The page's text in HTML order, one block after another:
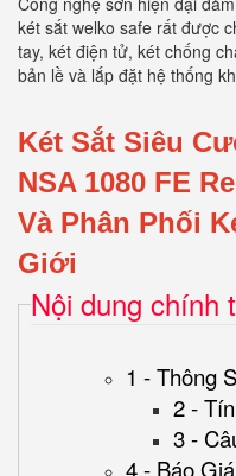
két sắt welko safe rất được
tay, két điện tử, két chống
bản lề và lắp đặt hệ thống
Két Sắt Siêu
NSA 1080 FE
Và Phân Phối
Giới
Nội dung chính
1 - Thông
2 -
3 -
4 - Báo Giá